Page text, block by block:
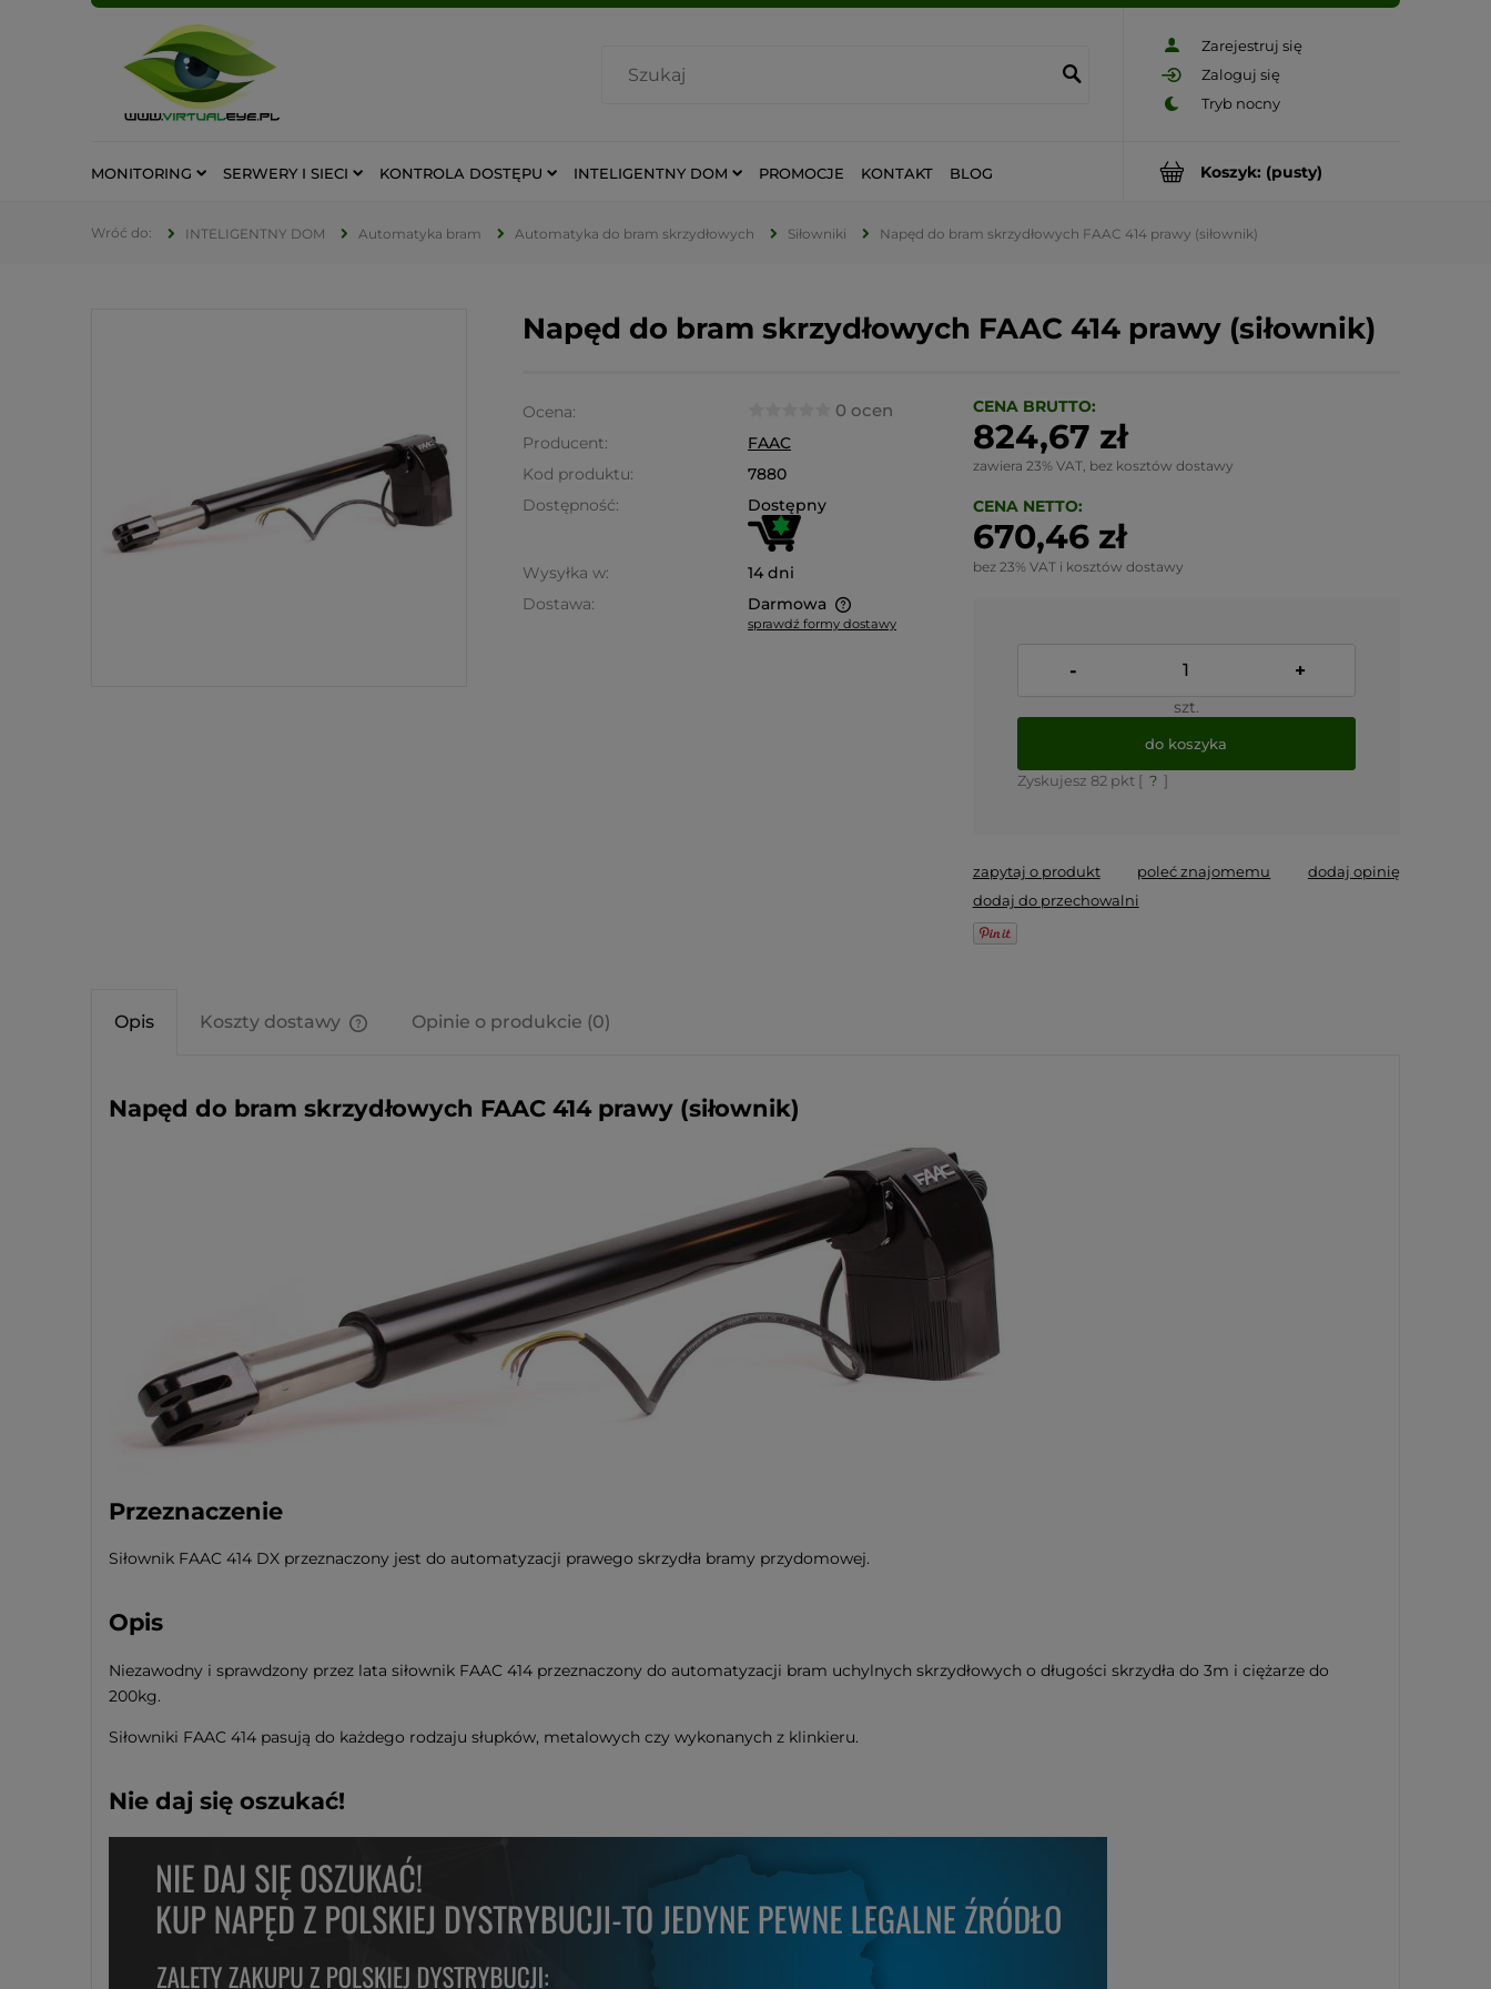
Zarejestruj się
Zaloguj się
Koszyk: (pusty)
MONITORING SERWERY I SIECI KONTROLA DOSTĘPU INTELIGENTNY DOM PROMOCJE KONTAKT BLOG
INTELIGENTNY DOM Automatyka bram Automatyka do bram skrzydłowych Siłowniki Napęd do bram skrzydłowych FAAC 414 prawy (siłownik)
Napęd do bram skrzydłowych FAAC 414 prawy (siłownik)
Ocena: 0 ocen
Producent:
FAAC
Kod produktu:
7880
Dostępność:
Dostępny
Wysyłka w:
14 dni
Dostawa:
Darmowa
sprawdź formy dostawy
CENA BRUTTO:
824,67 zł
zawiera 23% VAT, bez kosztów dostawy
CENA NETTO:
670,46 zł
bez 23% VAT i kosztów dostawy
- +
szt.
do koszyka
Zyskujesz 82pkt [ ? ]
zapytaj o produkt poleć znajomemu
dodaj opinię
dodaj do przechowalni
Opis Koszty dostawy Opinie o produkcie (0)
Napęd do bram skrzydłowych FAAC 414 prawy (siłownik)
Przeznaczenie
Siłownik FAAC 414 DX przeznaczony jest do automatyzacji prawego skrzydła bramy przydomowej.
Opis
Niezawodny i sprawdzony przez lata siłownik FAAC 414 przeznaczony do automatyzacji bram uchylnych skrzydłowych o długości skrzydła do 3m i ciężarze do
200kg.
Siłowniki FAAC 414 pasują do każdego rodzaju słupków, metalowych czy wykonanych z klinkieru.
Nie daj się oszukać!